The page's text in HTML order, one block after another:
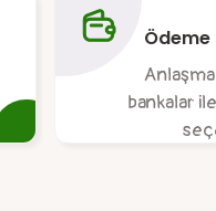
Ödeme
bankalar